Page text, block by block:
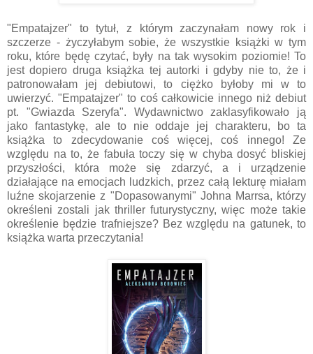
"Empatajzer" to tytuł, z którym zaczynałam nowy rok i
szczerze - życzyłabym sobie, że wszystkie książki w tym
roku, które będę czytać, były na tak wysokim poziomie! To
jest dopiero druga książka tej autorki i gdyby nie to, że i
patronowałam jej debiutowi, to ciężko byłoby mi w to
uwierzyć. "Empatajzer" to coś całkowicie innego niż debiut
pt. "Gwiazda Szeryfa". Wydawnictwo zaklasyfikowało ją
jako fantastykę, ale to nie oddaje jej charakteru, bo ta
książka to zdecydowanie coś więcej, coś innego! Ze
względu na to, że fabuła toczy się w chyba dosyć bliskiej
przyszłości, która może się zdarzyć, a i urządzenie
działające na emocjach ludzkich, przez całą lekturę miałam
luźne skojarzenie z "Dopasowanymi" Johna Marrsa, którzy
określeni zostali jak thriller futurystyczny, więc może takie
określenie będzie trafniejsze? Bez względu na gatunek, to
książka warta przeczytania!